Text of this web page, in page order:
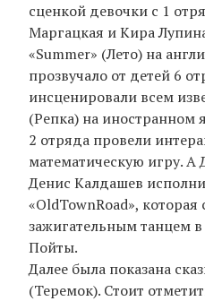
сценкой девочки с 1
Маргацкая и Кира
«Summer» (Лето) на
прозвучало от детей 6
инсценировали всем
(Репка) на иностранном
2 отряда провели
математическую игру.
Денис Калдашев
«OldTownRoad»,
зажигательным танцем
Пойты.
Далее была показана
(Теремок). Стоит